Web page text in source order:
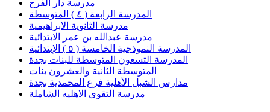
مدرسة دار الفرح
المدرسة الرابعة ( ٤ ) المتوسطة
مدرسة الثانوية الابراهيمية
مدرسة عبدالله بن عمر الابتدائية
المدرسة النموذجية الخامسة ( ٥ ) الإبتدائية
المدرسة التسعون المتوسطة للبنات بجدة
المتوسطة الثانية والعشرون بنات
مدارس الشبل الأهلية فرع المحمدية بجدة
مدرسة التقوى الاهليه الشاملة